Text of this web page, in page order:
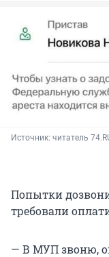
Источник: читатель
Попытки
требовали
— В МУП звоню,